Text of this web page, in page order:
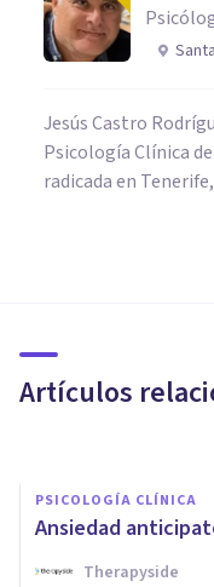
Jesús Castro
Psicología Clínica
radicada en
Artículos
¿cómo
PSICOLOGÍA CLÍNICA
Ansiedad
Therapyside